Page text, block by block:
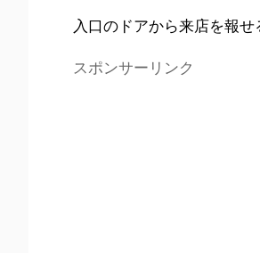
入口のドアから来店を報
スポンサーリンク